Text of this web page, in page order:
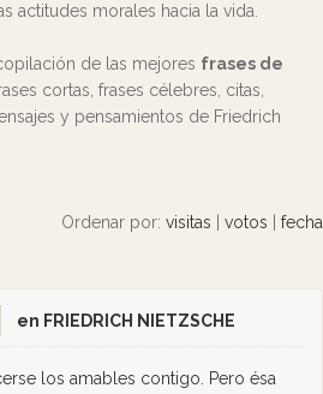
actitudes morales hacia la vida.
de las mejores frases de
cortas, frases célebres, citas,
y pensamientos de Friedrich
Ordenar por: visitas votos fecha
en FRIEDRICH NIETZSCHE
los amables contigo. Pero ésa